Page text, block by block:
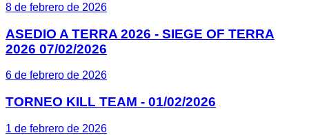
8 de febrero de 2026
ASEDIO A TERRA 2026 - SIEGE OF TERRA
2026 07/02/2026
6 de febrero de 2026
TORNEO KILL TEAM - 01/02/2026
1 de febrero de 2026